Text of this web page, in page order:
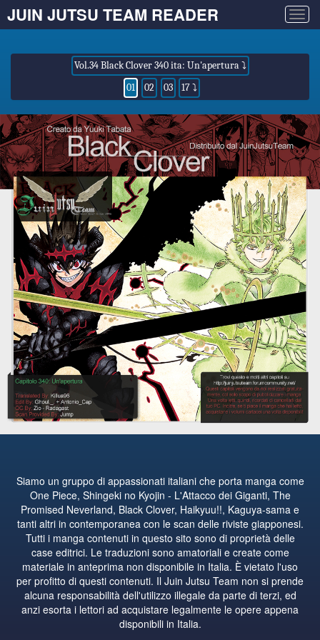
JUIN JUTSU TEAM READER
Vol.34 Black Clover 340 ita: Un'apertura ⤵
01
02 03 17 ⤵
Siamo un gruppo di appassionati italiani che porta manga come
One Piece, Shingeki no Kyojin - L'Attacco dei Giganti, The
Promised Neverland, Black Clover, Haikyuu!!, Kaguya-sama e
tanti altri in contemporanea con le scan delle riviste giapponesi.
Tutti i manga contenuti in questo sito sono di proprietà delle
case editrici. Le traduzioni sono amatoriali e create come
materiale in anteprima non disponibile in Italia. È vietato l'uso
per profitto di questi contenuti. Il Juin Jutsu Team non si prende
alcuna responsabilità dell'utilizzo illegale da parte di terzi, ed
anzi esorta i lettori ad acquistare legalmente le opere appena
disponibili in Italia.